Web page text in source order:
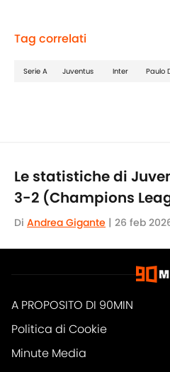
Tag correlati
Serie A Juventus Inter Paulo
Le statistiche di
3-2 (Champions
Di Andrea Gigante | 26 feb
A PROPOSITO DI 90MIN
Politica di Cookie
Minute Media